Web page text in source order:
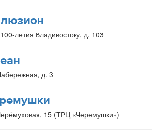
летия Владивостоку, д. 103
д. 3
15 (ТРЦ «Черемушки»)